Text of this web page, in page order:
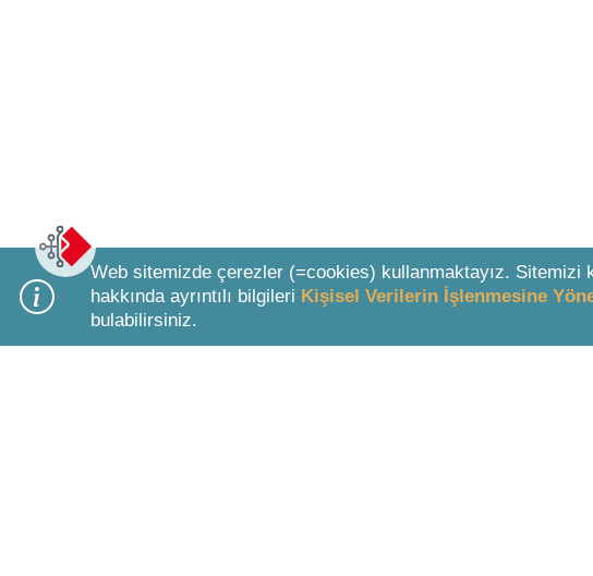
Bottom Search Toolbar Highlight Text
Web sitemizde çerezler (=cookies) kullanmaktayız.
hakkında ayrıntılı bilgileri Kişisel Verilerin İşlenmesine
bulabilirsiniz.